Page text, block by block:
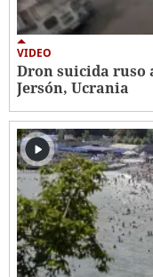
VIDEO
Dron suicida ruso
Jersón, Ucrania